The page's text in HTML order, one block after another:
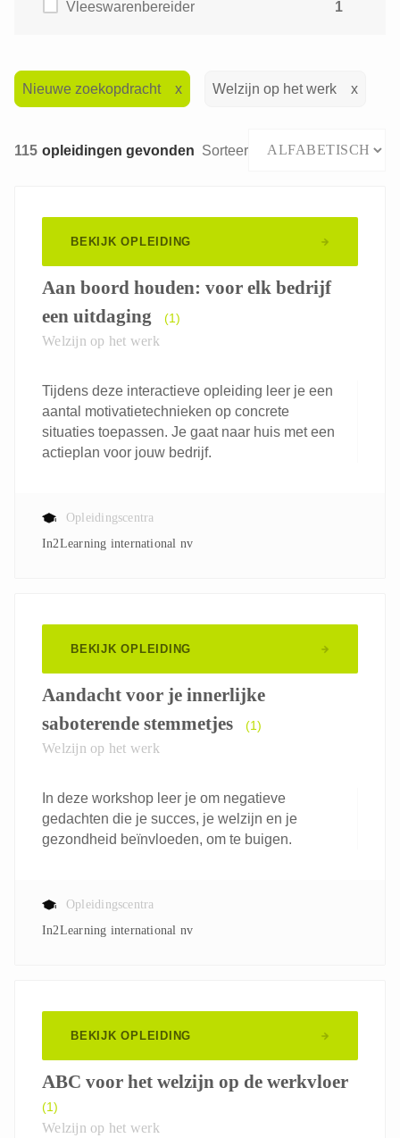
Vleeswarenbereider 1
Nieuwe zoekopdracht Welzijn op het werk
115 opleidingen gevonden Sorteer
BEKIJK OPLEIDING
Aan boord houden: voor elk bedrijf
een uitdaging
(1)
Welzijn op het werk
Tijdens deze interactieve opleiding leer je een
aantal motivatietechnieken op concrete
situaties toepassen. Je gaat naar huis met een
actieplan voor jouw bedrijf.
Opleidingscentra
In2Learning international nv
BEKIJK OPLEIDING
Aandacht voor je innerlijke
saboterende stemmetjes
(1)
Welzijn op het werk
In deze workshop leer je om negatieve
gedachten die je succes, je welzijn en je
gezondheid beïnvloeden, om te buigen.
Opleidingscentra
In2Learning international nv
BEKIJK OPLEIDING
ABC voor het welzijn op de werkvloer
(1)
Welzijn op het werk